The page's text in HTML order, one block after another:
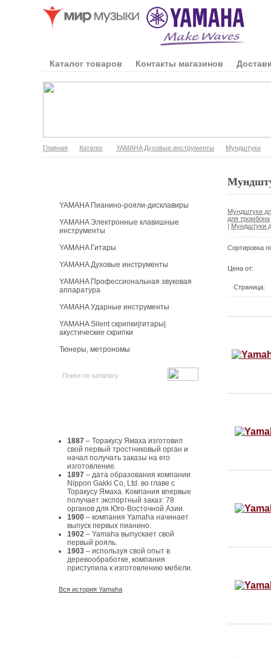
Каталог товаров Контакты магазинов
Главная Каталог YAMAHA Духовые инструменты Мундштуки
YAMAHA Пианино-рояли-дисклавиры
YAMAHA Электронные клавишные
инструменты
YAMAHA Гитары
YAMAHA Духовые инструменты
YAMAHA Профессиональная звуковая
аппаратура
YAMAHA Ударные инструменты
YAMAHA Silent скрипки|гитары|
акустические скрипки
Тюнеры, метрономы
1887 – Торакусу Ямаха изготовил
свой первый тростниковый орган и
начал получать заказы на его
изготовление.
1897 – дата образования компании
Nippon Gakki Co, Ltd. во главе с
Торакусу Ямаха. Компания впервые
получает экспортный заказ: 78
органов для Юго-Восточной Азии.
1900 – компания Yamaha начинает
выпуск первых пианино.
1902 – Yamaha выпускает свой
первый рояль.
1903 – используя свой опыт в
деревообработке, компания
приступила к изготовлению мебели.
Вся история Yamaha
Мундштуки
для тромбона
| Мундштуки
Сортировка
Цена от:
Страница: